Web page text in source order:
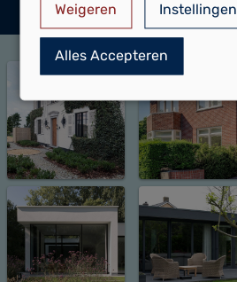
Weigeren Instellingen
Alles Accepteren